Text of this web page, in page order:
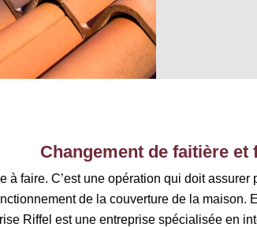
Changement de faitière et
à faire. C’est une opération qui doit
de la couverture de la
Riffel est une entreprise spécialisée en